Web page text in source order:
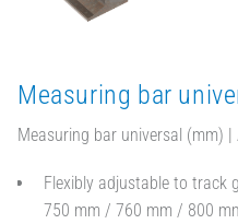
Measuring bar
Measuring bar universal (mm)
Flexibly adjustable to track
750 mm / 760 mm / 800